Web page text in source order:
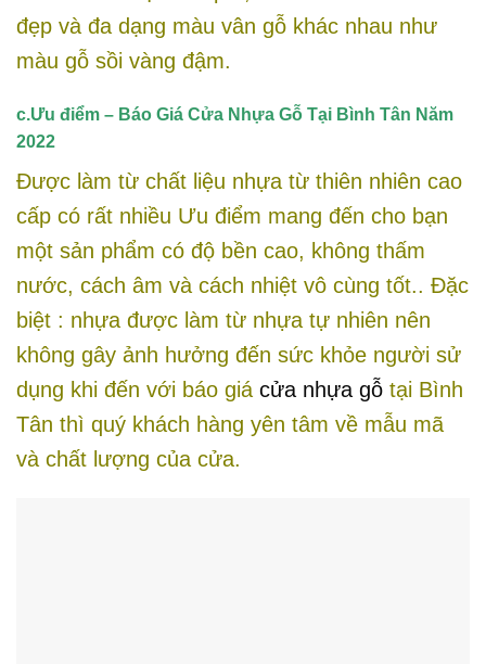
đẹp và đa dạng màu vân gỗ khác nhau như
màu gỗ sồi vàng đậm.
c.Ưu điểm – Báo Giá Cửa Nhựa Gỗ Tại Bình Tân Năm
2022
Được làm từ chất liệu nhựa từ thiên nhiên cao
cấp có rất nhiều Ưu điểm mang đến cho bạn
một sản phẩm có độ bền cao, không thấm
nước, cách âm và cách nhiệt vô cùng tốt.. Đặc
biệt : nhựa được làm từ nhựa tự nhiên nên
không gây ảnh hưởng đến sức khỏe người sử
dụng khi đến với báo giá cửa nhựa gỗ tại Bình
Tân thì quý khách hàng yên tâm về mẫu mã
và chất lượng của cửa.